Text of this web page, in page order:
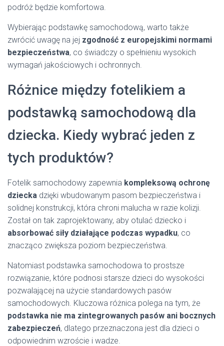
podróż będzie komfortowa.
Wybierając podstawkę samochodową, warto także
zwrócić uwagę na jej zgodność z europejskimi normami
bezpieczeństwa, co świadczy o spełnieniu wysokich
wymagań jakościowych i ochronnych.
Różnice między fotelikiem a
podstawką samochodową dla
dziecka. Kiedy wybrać jeden z
tych produktów?
Fotelik samochodowy zapewnia kompleksową ochronę
dziecka dzięki wbudowanym pasom bezpieczeństwa i
solidnej konstrukcji, która chroni malucha w razie kolizji.
Został on tak zaprojektowany, aby otulać dziecko i
absorbować siły działające podczas wypadku, co
znacząco zwiększa poziom bezpieczeństwa.
Natomiast podstawka samochodowa to prostsze
rozwiązanie, które podnosi starsze dzieci do wysokości
pozwalającej na użycie standardowych pasów
samochodowych. Kluczowa różnica polega na tym, że
podstawka nie ma zintegrowanych pasów ani bocznych
zabezpieczeń, dlatego przeznaczona jest dla dzieci o
odpowiednim wzroście i wadze.